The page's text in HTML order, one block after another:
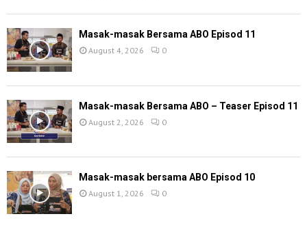
Masak-masak Bersama ABO Episod 11
August 4, 2026 0
Masak-masak Bersama ABO – Teaser Episod 11
August 2, 2026 0
Masak-masak bersama ABO Episod 10
August 1, 2026 0